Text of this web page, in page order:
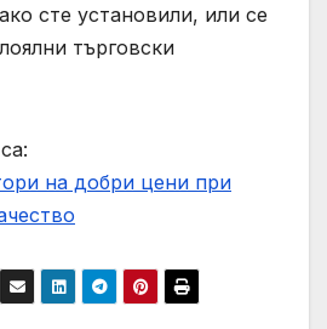
сте установили, или се
търговски
на добри цени при